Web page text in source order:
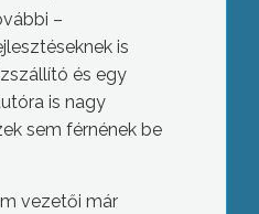
–
is
és egy
is nagy
sem férnének be
vezetői már